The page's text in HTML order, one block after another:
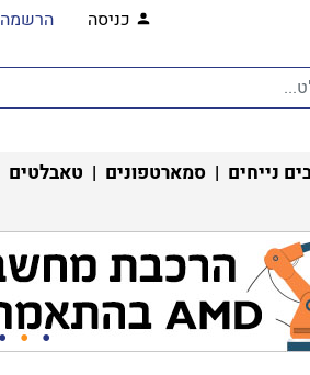
כניסה הרשמה
נייחים | סמארטפונים | טאבלטים